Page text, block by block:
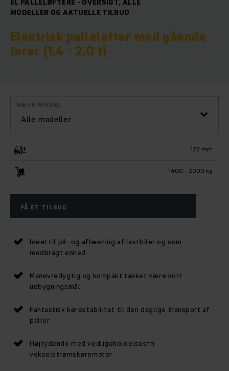
EL PALLELØFTERE - OVERSIGT, ALLE
MODELLER OG AKTUELLE TILBUD
Elektrisk palleløfter med gående
fører (1,4 - 2,0 t)
Alle modeller
VÆLG MODEL
122 mm
1400 - 2000 kg
FÅ ET TILBUD
Ideel til på- og aflæsning af lastbiler og som
medbragt enhed
Manøvredygtig og kompakt takket være kort
udbygningsmål
Fantastisk kørestabilitet til den daglige transport af
paller
Højtydende med vedligeholdelsesfri
vekselstrømskøremotor